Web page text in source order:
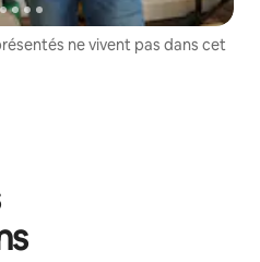
ne vivent pas dans cet